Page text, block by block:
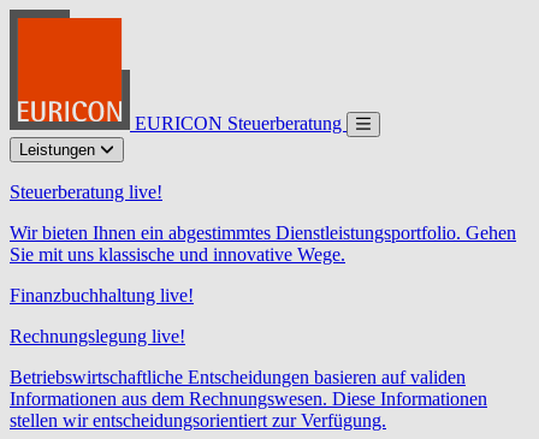
EURICON Steuerberatung
Leistungen
Steuerberatung live!
Wir bieten Ihnen ein abgestimmtes Dienstleistungsportfolio. Gehen
Sie mit uns klassische und innovative Wege.
Finanzbuchhaltung live!
Rechnungslegung live!
Betriebswirtschaftliche Entscheidungen basieren auf validen
Informationen aus dem Rechnungswesen. Diese Informationen
stellen wir entscheidungsorientiert zur Verfügung.